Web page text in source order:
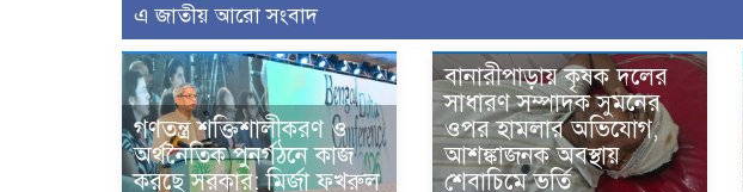
এ জাতীয় আরো সংবাদ
গণতন্ত্র শক্তিশালীকরণ ও
অর্থনৈতিক পুনর্গঠনে কাজ
করছে সরকার: মির্জা ফখরুল
বানারীপাড়ায় কৃষক দলের
সাধারণ সম্পাদক সুমনের
ওপর হামলার অভিযোগ,
আশঙ্কাজনক অবস্থায়
শেবাচিমে ভর্তি